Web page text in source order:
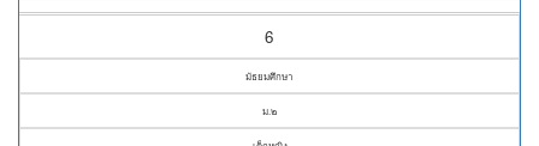
6
มัธยมศึกษา
ม.๒